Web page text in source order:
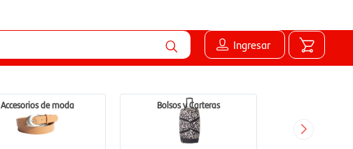
Ingresar
Accesorios de moda Bolsos y Carteras